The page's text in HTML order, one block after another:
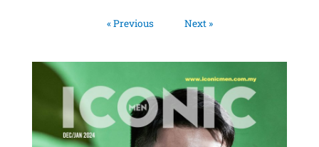
« Previous Next »